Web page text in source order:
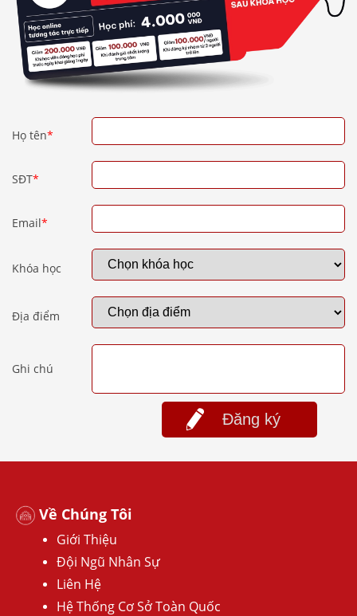
Họ tên*
SĐT*
Email*
Khóa học
Địa điểm
Ghi chú
Đăng ký
Về Chúng Tôi
Giới Thiệu
Đội Ngũ Nhân Sự
Liên Hệ
Hệ Thống Cơ Sở Toàn Quốc